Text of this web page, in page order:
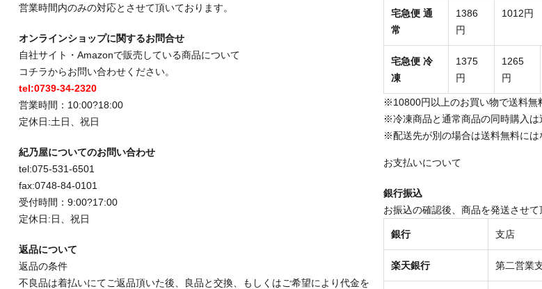
営業時間内のみの対応とさせて頂いております。
オンラインショップに関するお問合せ
自社サイト・Amazonで販売している商品について
コチラからお問い合わせください。
tel:0739-34-2320
営業時間：10:00?18:00
定休日:土日、祝日
紀乃屋についてのお問い合わせ
tel:075-531-6501
fax:0748-84-0101
受付時間：9:00?17:00
定休日:日、祝日
返品について
返品の条件
不良品は着払いにてご返品頂いた後、良品と交換、もしくはご希望により代金を
宅急便 通
常
1386
円
1012円
宅急便 冷
凍
1375
円
1265
円
※10800円以上のお買い物で送料無
※冷凍商品と通常商品の同時購入は
※配送先が別の場合は送料無料には
お支払いについて
銀行振込
お振込の確認後、商品を発送させ
銀行 支店
楽天銀行 第二営業